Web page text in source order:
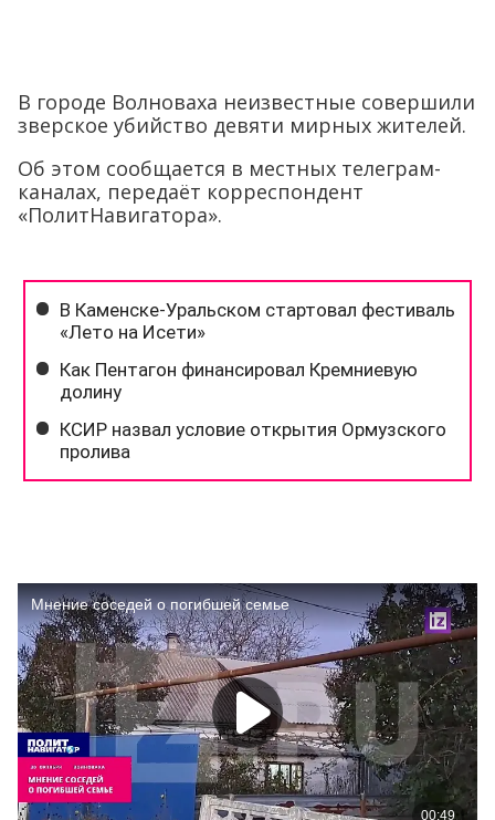
В городе Волноваха неизвестные совершили
зверское убийство девяти мирных жителей.
Об этом сообщается в местных телеграм-
каналах, передаёт корреспондент
«ПолитНавигатора».